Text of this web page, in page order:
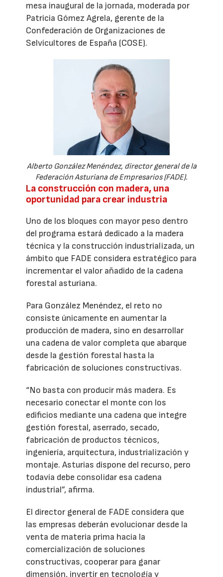
mesa inaugural de la jornada, moderada por
Patricia Gómez Agrela, gerente de la
Confederación de Organizaciones de
Selvicultores de España (COSE).
Alberto González Menéndez, director general de la
Federación Asturiana de Empresarios (FADE).
La construcción con madera, una
oportunidad para crear industria
Uno de los bloques con mayor peso dentro
del programa estará dedicado a la madera
técnica y la construcción industrializada, un
ámbito que FADE considera estratégico para
incrementar el valor añadido de la cadena
forestal asturiana.
Para González Menéndez, el reto no
consiste únicamente en aumentar la
producción de madera, sino en desarrollar
una cadena de valor completa que abarque
desde la gestión forestal hasta la
fabricación de soluciones constructivas.
“No basta con producir más madera. Es
necesario conectar el monte con los
edificios mediante una cadena que integre
gestión forestal, aserrado, secado,
fabricación de productos técnicos,
ingeniería, arquitectura, industrialización y
montaje. Asturias dispone del recurso, pero
todavía debe consolidar esa cadena
industrial”, afirma.
El director general de FADE considera que
las empresas deberán evolucionar desde la
venta de materia prima hacia la
comercialización de soluciones
constructivas, cooperar para ganar
dimensión, invertir en tecnología y